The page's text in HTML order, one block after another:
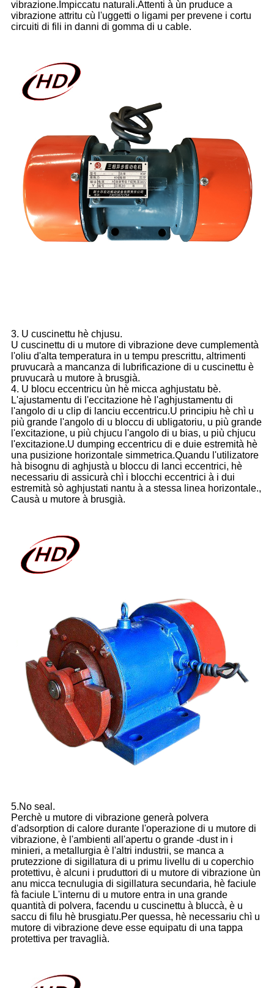
vibrazione.Impiccatu naturali.Attenti à ùn pruduce a
vibrazione attritu cù l'uggetti o ligami per prevene i cortu
circuiti di fili in danni di gomma di u cable.
3. U cuscinettu hè chjusu.
U cuscinettu di u mutore di vibrazione deve cumplementà
l'oliu d'alta temperatura in u tempu prescrittu, altrimenti
pruvucarà a mancanza di lubrificazione di u cuscinettu è
pruvucarà u mutore à brusgià.
4. U blocu eccentricu ùn hè micca aghjustatu bè.
L'ajustamentu di l'eccitazione hè l'aghjustamentu di
l'angolo di u clip di lanciu eccentricu.U principiu hè chì u
più grande l'angolo di u bloccu di ubligatoriu, u più grande
l'excitazione, u più chjucu l'angolo di u bias, u più chjucu
l'excitazione.U dumping eccentricu di e duie estremità hè
una pusizione horizontale simmetrica.Quandu l'utilizatore
hà bisognu di aghjustà u bloccu di lanci eccentrici, hè
necessariu di assicurà chì i blocchi eccentrici à i dui
estremità sò aghjustati nantu à a stessa linea horizontale.,
Causà u mutore à brusgià.
5.No seal.
Perchè u mutore di vibrazione generà polvera
d'adsorption di calore durante l'operazione di u mutore di
vibrazione, è l'ambienti all'apertu o grande -dust in i
minieri, a metallurgia è l'altri industrii, se manca a
prutezzione di sigillatura di u primu livellu di u coperchio
protettivu, è alcuni i pruduttori di u mutore di vibrazione ùn
anu micca tecnulugia di sigillatura secundaria, hè faciule
fà faciule L'internu di u mutore entra in una grande
quantità di polvera, facendu u cuscinettu à bluccà, è u
saccu di filu hè brusgiatu.Per quessa, hè necessariu chì u
mutore di vibrazione deve esse equipatu di una tappa
protettiva per travaglià.